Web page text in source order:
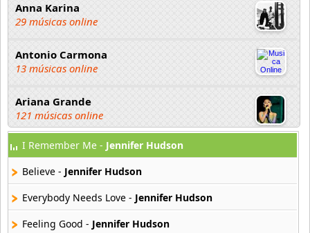
Anna Karina
29 músicas online
Antonio Carmona
13 músicas online
Ariana Grande
121 músicas online
Aselin Debison
25 músicas online
Asmir Young
36 músicas online
I Remember Me - Jennifer Hudson
Believe - Jennifer Hudson
Everybody Needs Love - Jennifer Hudson
Feeling Good - Jennifer Hudson